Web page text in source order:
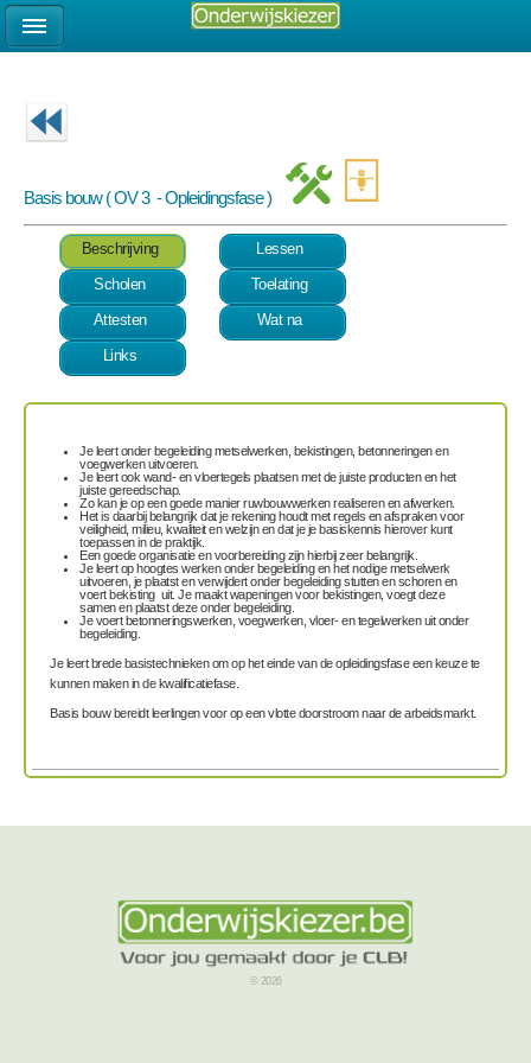
Basis bouw ( OV 3 - Opleidingsfase )
Beschrijving
Lessen
Scholen
Toelating
Attesten
Wat na
Links
Je leert onder begeleidingmetselwerken, bekistingen, betonneringen en
voegwerkenuitvoeren.
Je leert ook wand- en vloertegels plaatsenmet de juiste producten en het
juiste gereedschap.
Zo kan je op een goede manierruwbouwwerken realiseren en afwerken.
Het is daarbij belangrijk dat je rekening houdt metregels en afsprakenvoor
veiligheid, milieu, kwaliteit en welzijn en dat je je basiskennis hierover kunt
toepassen in de praktijk.
Een goedeorganisatie en voorbereidingzijn hierbij zeer belangrijk.
Je leertop hoogtes werkenonder begeleiding en het nodigemetselwerk
uitvoeren, je plaatst en verwijdert onder begeleidingstutten en schorenen
voertbekistinguit. Je maakt wapeningen voor bekistingen, voegt deze
samen en plaatst deze onder begeleiding.
Je voertbetonneringswerken, voegwerken, vloer- en tegelwerkenuit onder
begeleiding.
Je leert brede basistechnieken om op het einde van de opleidingsfase een keuze te
kunnen maken in de kwalificatiefase.
Basis bouw bereidt leerlingen voor op een vlotte doorstroom naar de arbeidsmarkt.
© 2026